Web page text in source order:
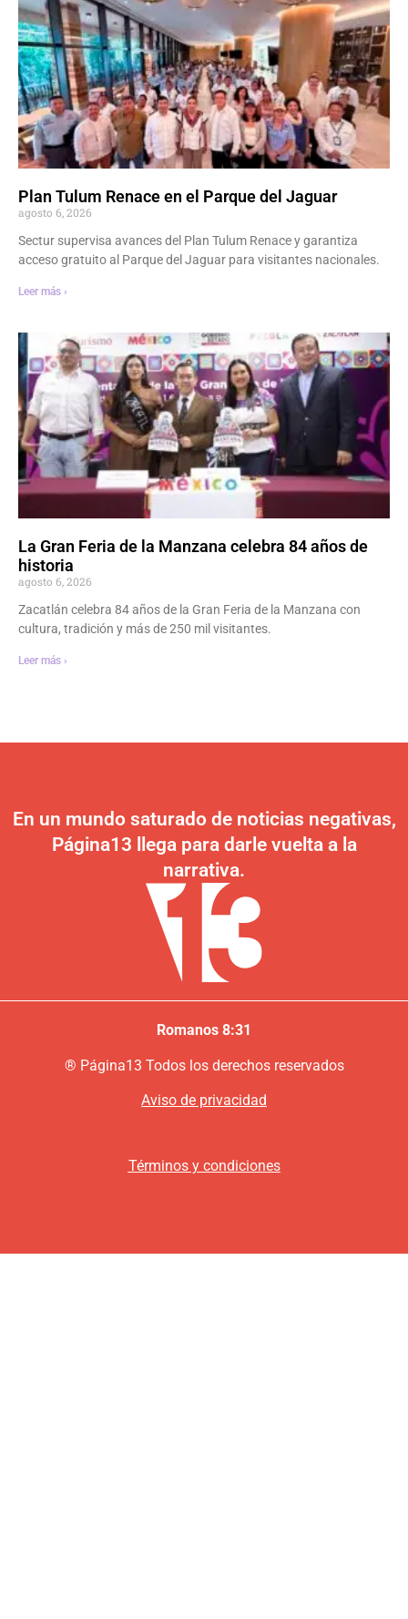
Plan Tulum Renace en el Parque del Jaguar
agosto 6, 2026
Sectur supervisa avances del Plan Tulum Renace y garantiza
acceso gratuito al Parque del Jaguar para visitantes nacionales.
Leer más ›
La Gran Feria de la Manzana celebra 84 años de
historia
agosto 6, 2026
Zacatlán celebra 84 años de la Gran Feria de la Manzana con
cultura, tradición y más de 250 mil visitantes.
Leer más ›
En un mundo saturado de noticias negativas,
Página13 llega para darle vuelta a la
narrativa.
Romanos 8:31
® Página13 Todos los derechos reservados
Aviso de privacidad
Términos y condiciones